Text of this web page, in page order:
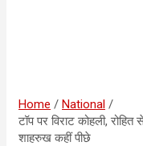
Home
National
टॉप पर विराट कोहली,
शाहरुख कहीं पीछे